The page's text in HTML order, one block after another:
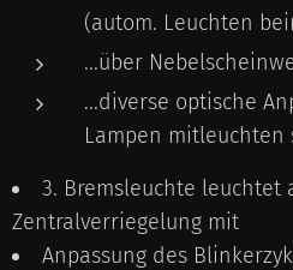
(autom. Leuchten
...über
...diverse optische
Lampen mitleuchten
3. Bremsleuchte leuchtet
Zentralverriegelung mit
Anpassung des